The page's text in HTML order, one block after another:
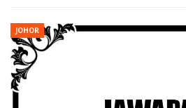
JOHOR